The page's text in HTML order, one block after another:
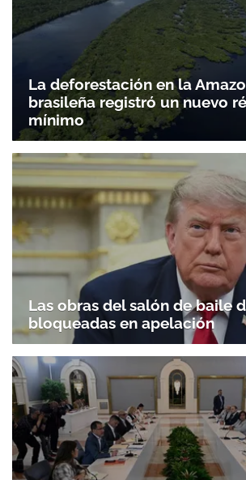
La deforestación en la
brasileña registró un nuevo
mínimo
Las obras del salón de baile
bloqueadas en apelación